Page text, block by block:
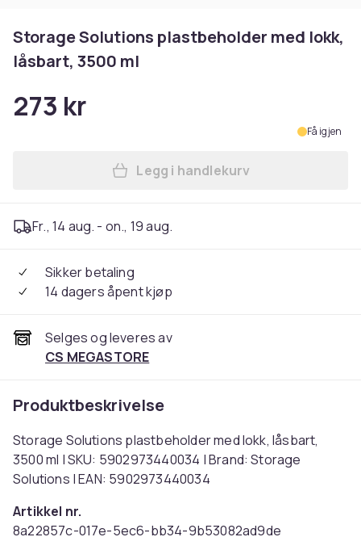
Storage Solutions plastbeholder med lokk,
låsbart, 3500 ml
273 kr
Få igjen
Legg Storage Solutions
Legg i handlekurv
Fr., 14 aug. - on., 19 aug.
Sikker betaling
14 dagers åpent kjøp
Selges og leveres av
CS MEGASTORE
Produktbeskrivelse
Storage Solutions plastbeholder med lokk, låsbart,
3500 ml | SKU: 5902973440034 | Brand: Storage
Solutions | EAN: 5902973440034
Artikkel nr.
8a22857c-017e-5ec6-bb34-9b53082ad9de